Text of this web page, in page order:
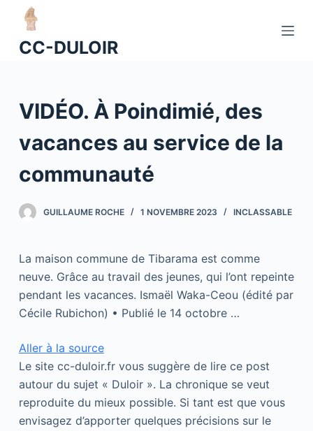
u
o
n
CC-DULOIR
VIDÉO. À Poindimié, des
vacances au service de la
communauté
GUILLAUME ROCHE 1 NOVEMBRE 2023 INCLASSABLE
La maison commune de Tibarama est comme
neuve. Grâce au travail des jeunes, qui l’ont repeinte
pendant les vacances. Ismaël Waka-Ceou (édité par
Cécile Rubichon) • Publié le 14 octobre …
Aller à la source
Le site cc-duloir.fr vous suggère de lire ce post
autour du sujet « Duloir ». La chronique se veut
reproduite du mieux possible. Si tant est que vous
envisagez d’apporter quelques précisions sur le